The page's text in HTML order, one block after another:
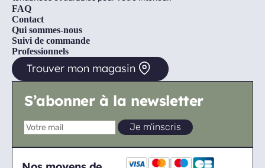
FAQ
Contact
Qui sommes-nous
Suivi de commande
Professionnels
Trouver mon magasin
S’abonner à la newsletter